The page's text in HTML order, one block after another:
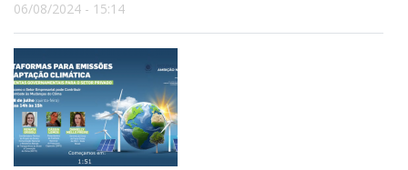
06/08/2024 - 15:14